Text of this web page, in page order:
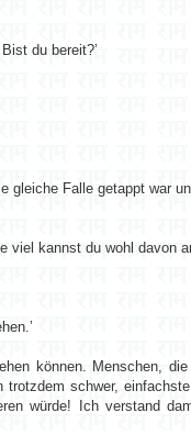
du bereit?’
gleiche Falle getappt war
viel kannst du wohl davon
können. Menschen,
schwer,
würde! Ich verstand